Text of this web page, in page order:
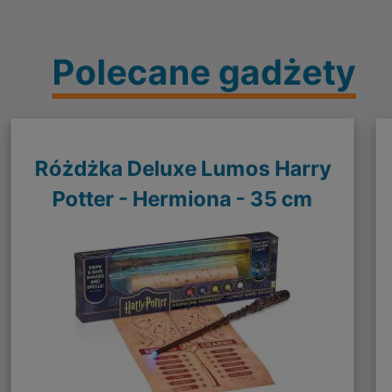
Polecane gadżety
Różdżka Deluxe Lumos Harry
Potter - Hermiona - 35 cm